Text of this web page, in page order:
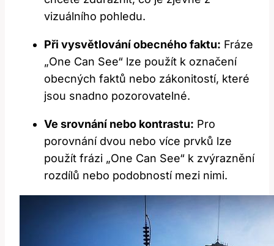
vizuálního pohledu.
Při vysvětlování obecného faktu: Fráze
„One Can See“ lze použít k označení
obecných faktů nebo zákonitostí, které
jsou snadno pozorovatelné.
Ve srovnání nebo kontrastu: Pro
porovnání dvou nebo více prvků lze
použít frázi „One Can See“ k zvýraznění
rozdílů nebo podobností mezi nimi.